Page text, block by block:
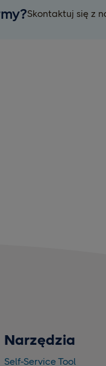
Skontaktuj się z
Narzędzia
Self-Service Tool